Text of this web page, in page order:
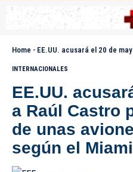
Home - EE.UU. acusará el 20 de mayo a Raúl Castro
INTERNACIONALES
EE.UU.
a Raúl Castro
de unas
según el